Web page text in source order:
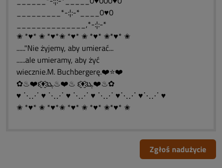
_________*-:¦:-*____0♥0
______________,*-:¦:-*
✬ *♥* ✬ *♥*✬ *♥* ✬ *♥* ✬*♥* ✬
......"Nie żyjemy, aby umierać...
......ale umieramy, aby żyć
wiecznie.M. Buchbergerę.❤️⭐❤️
✿♨❤️ԑ̮̑♦̮̑ɜܓ♨❤️♨ ԑ̮̑♦̮̑ɜܓ❤️♨✿
♥ ⋱⋰ ♥ ⋱⋰ ♥ ⋱⋰ ♥ ⋱⋰ ♥⋱⋰ ♥⋱⋰ ♥
✬ *♥* ✬ *♥*✬ *♥* ✬ *♥* ✬*♥* ✬
Zgłoś nadużycie